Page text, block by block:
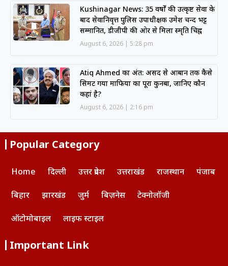
Kushinagar News: 35 वर्षों की उत्कृष्ट सेवा के
बाद सेवानिवृत्त पुलिस उपाधीक्षक उमेश चन्द भट्ट
सम्मानित, डीजीपी की ओर से मिला स्मृति चिह्न
August 6, 2026 5:28 pm
Atiq Ahmed का अंत: असद से आबान तक कैसे
सिमट गया माफिया का पूरा कुनबा, जानिए कौन
कहां है?
August 6, 2026 2:16 pm
Popular Category
Home दिल्ली उत्तर प्रदेश उत्तराखंड राजस्थान पंजाब
बिहार झारखंड जुर्म बिज़नेस टेक्नोलॉजी
ऑटोमोबाइल लाइफ स्टाइल
Important Link